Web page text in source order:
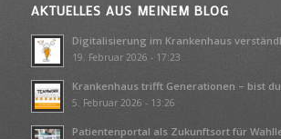
AKTUELLES AUS MEINEM BLOG
Digitalisierung im Krankenhaus
19. Februar 2026 - 17:23
Krankenhaus trifft Generationen – bist
5. Februar 2026 - 13:26
Patientenportal als Zukunftsort für